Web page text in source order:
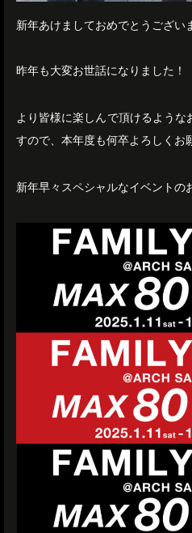
新年あけましておめでとうござい
昨年も大変お世話になりました！
より皆様に楽しんで頂けるような
すので、本年度も何卒よろしくお
新年早々スペシャルなイベントの